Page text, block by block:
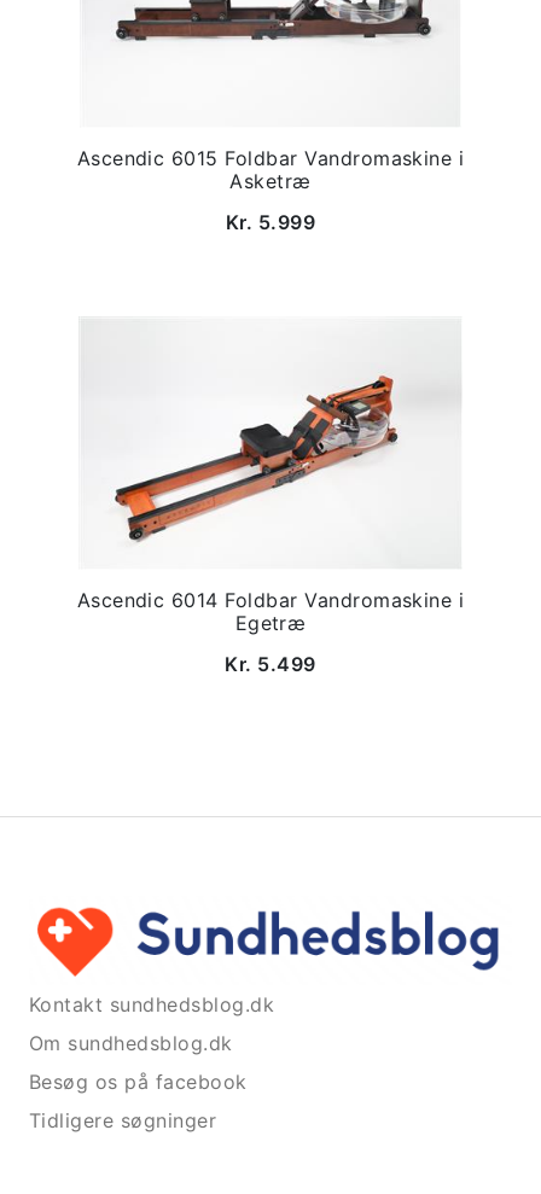
Ascendic 6015 Foldbar Vandromaskine i
Asketræ
Kr. 5.999
Ascendic 6014 Foldbar Vandromaskine i
Egetræ
Kr. 5.499
Kontakt sundhedsblog.dk
Om sundhedsblog.dk
Besøg os på facebook
Tidligere søgninger